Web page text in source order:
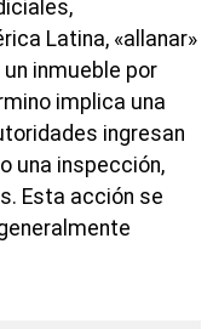
Latina, «allanar»
inmueble por
implica una
ingresan
una inspección,
Esta acción se